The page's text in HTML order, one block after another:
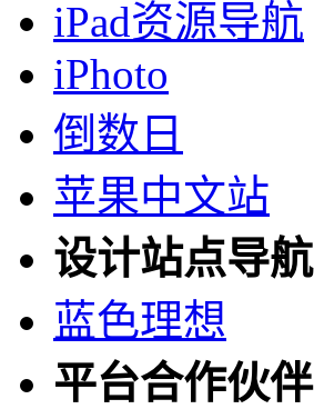
iPad资源导航
iPhoto
倒数日
苹果中文站
设计站点导航
蓝色理想
平台合作伙伴